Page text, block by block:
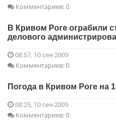
Комментариев: 0
В Кривом Роге ограбили
делового
08:57, 10 сен 2009
Комментариев: 0
Погода в Кривом Роге на
08:25, 10 сен 2009
Комментариев: 0